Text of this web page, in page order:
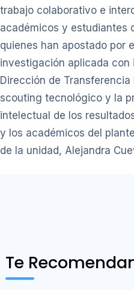
trabajo colaborativo e
académicos y estudiantes
quienes han apostado por
investigación aplicada con
Dirección de Transferencia
scouting tecnológico y la
intelectual de los
y los académicos del
de la unidad, Alejandra
Te